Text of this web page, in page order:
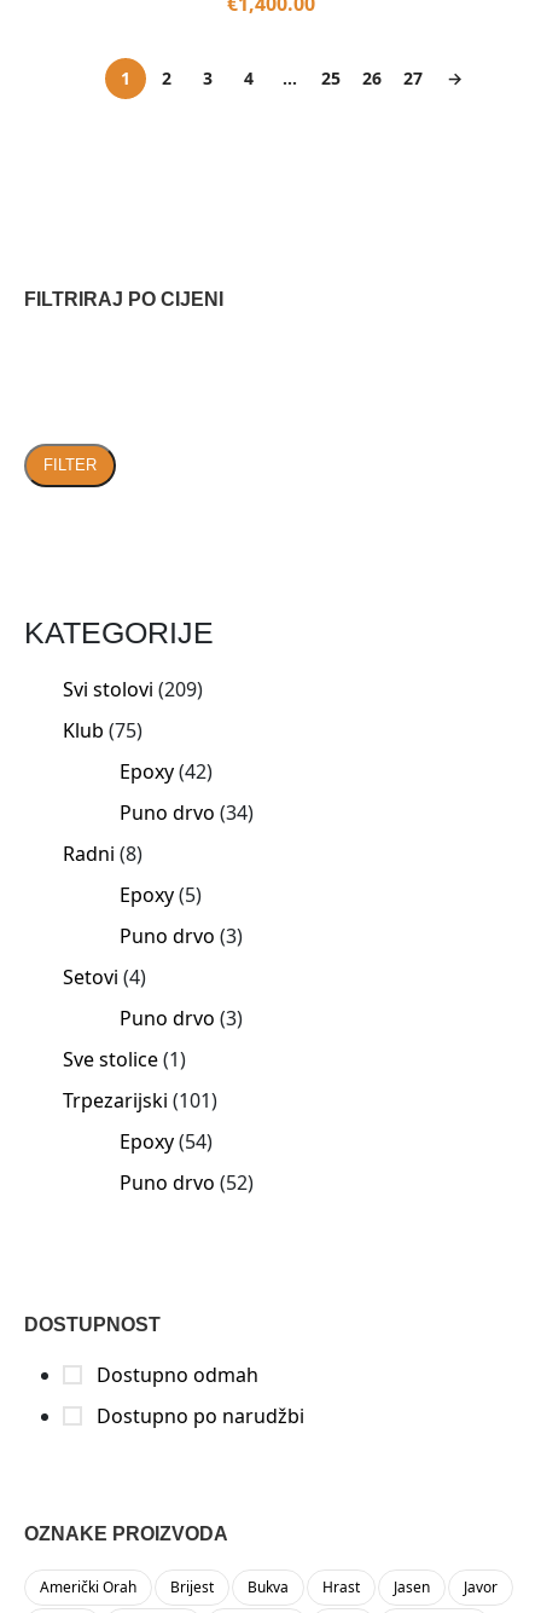
1 2 3 4 … 25 26 27 →
FILTRIRAJ PO CIJENI
FILTER
KATEGORIJE
Svi stolovi 209
Klub 75
Epoxy 42
Puno drvo 34
Radni 8
Epoxy 5
Puno drvo 3
Setovi 4
Puno drvo 3
Sve stolice 1
Trpezarijski 101
Epoxy 54
Puno drvo 52
DOSTUPNOST
Dostupno odmah
Dostupno po narudžbi
OZNAKE PROIZVODA
Američki Orah Brijest Bukva Hrast Jasen
Javor